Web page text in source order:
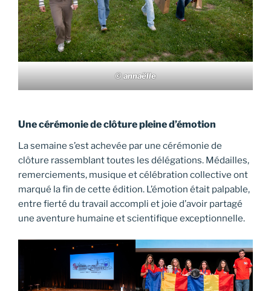
© annaëlle
Une cérémonie de clôture pleine d’émotion
La semaine s’est achevée par une cérémonie de
clôture rassemblant toutes les délégations. Médailles,
remerciements, musique et célébration collective ont
marqué la fin de cette édition. L’émotion était palpable,
entre fierté du travail accompli et joie d’avoir partagé
une aventure humaine et scientifique exceptionnelle.